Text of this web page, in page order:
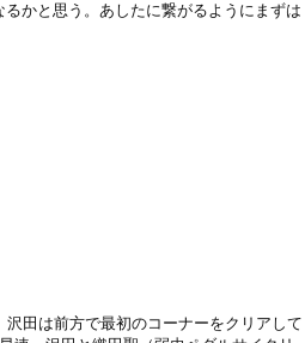
るかと思う。あしたに繋がるようにまずは
沢田は前方で最初のコーナーをクリアして